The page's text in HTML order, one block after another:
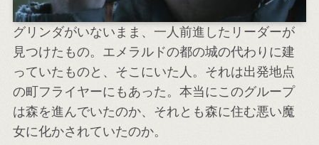
グリンダがいないまま、一人前進したリーダーが
見つけたもの。エメラルドの都の城の代わりに建
っていたものと、そこにいた人。それは出発地点
の町フライヤーにもあった。本当にこのグループ
は森を進んでいたのか、それとも森に住む悪い魔
女に化かされていたのか。